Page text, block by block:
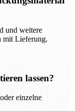
und weitere
mit Lieferung.
lassen?
einzelne